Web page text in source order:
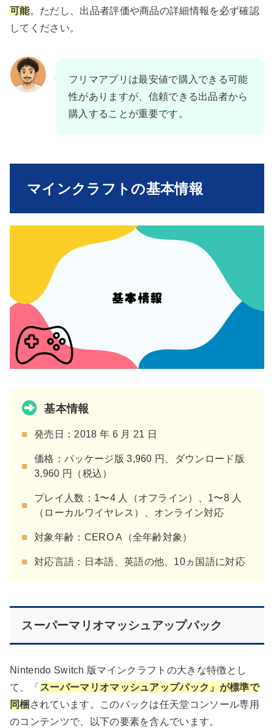
可能。ただし、出品者評価や商品の詳細情報を必ず確認
してください。
フリマアプリは最安値で購入できる可能
性がありますが、信頼できる出品者から
購入することが重要です。
マインクラフトの基本情報
基本情報
発売日：2018 年 6 月 21 日
価格：パッケージ版 3,960 円、ダウンロード版
3,960 円（税込）
プレイ人数：1〜4 人（オフライン）、1〜8 人
（ローカルワイヤレス）、オンライン対応
対象年齢：CERO A（全年齢対象）
対応言語：日本語、英語の他、10ヵ国語に対応
スーパーマリオマッシュアップパック
Nintendo Switch 版マインクラフトの大きな特徴とし
て、「 スーパーマリオマッシュアップパック」が標準で
同梱 されています。このパックは任天堂コンソール専用
のコンテンツで、以下の要素を含んでいます。